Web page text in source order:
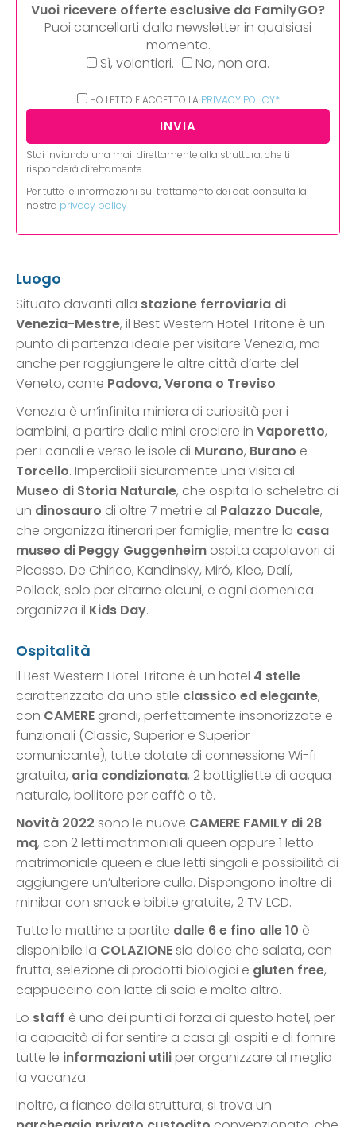
Vuoi ricevere offerte esclusive da FamilyGO?
Puoi cancellarti dalla newsletter in qualsiasi
momento.
Sì, volentieri.
No, non ora.
HO LETTO E ACCETTO LA PRIVACY POLICY*
Stai inviando una mail direttamente alla struttura, che ti
risponderà direttamente.
Per tutte le informazioni sul trattamento dei dati consulta la
nostra privacy policy
Luogo
Situato davanti alla stazione ferroviaria di
Venezia-Mestre, il Best Western Hotel Tritone è un
punto di partenza ideale per visitare Venezia, ma
anche per raggiungere le altre città d’arte del
Veneto, come Padova, Verona o Treviso.
Venezia è un’infinita miniera di curiosità per i
bambini, a partire dalle mini crociere in Vaporetto,
per i canali e verso le isole di Murano, Burano e
Torcello. Imperdibili sicuramente una visita al
Museo di Storia Naturale, che ospita lo scheletro di
un dinosauro di oltre 7 metri e al Palazzo Ducale,
che organizza itinerari per famiglie, mentre la casa
museo di Peggy Guggenheim ospita capolavori di
Picasso, De Chirico, Kandinsky, Miró, Klee, Dalí,
Pollock, solo per citarne alcuni, e ogni domenica
organizza il Kids Day.
Ospitalità
Il Best Western Hotel Tritone è un hotel 4 stelle
caratterizzato da uno stile classico ed elegante,
con CAMERE grandi, perfettamente insonorizzate e
funzionali (Classic, Superior e Superior
comunicante), tutte dotate di connessione Wi-fi
gratuita, aria condizionata, 2 bottigliette di acqua
naturale, bollitore per caffè o tè.
Novità 2022 sono le nuove CAMERE FAMILY di 28
mq, con 2 letti matrimoniali queen oppure 1 letto
matrimoniale queen e due letti singoli e possibilità di
aggiungere un’ulteriore culla. Dispongono inoltre di
minibar con snack e bibite gratuite, 2 TV LCD.
Tutte le mattine a partite dalle 6 e fino alle 10 è
disponibile la COLAZIONEsia dolce che salata, con
frutta, selezione di prodotti biologici e gluten free,
cappuccino con latte di soia e molto altro.
Lo staff è uno dei punti di forza di questo hotel, per
la capacità di far sentire a casa gli ospiti e di fornire
tutte le informazioni utiliper organizzare al meglio
la vacanza.
Inoltre, a fianco della struttura, si trova un